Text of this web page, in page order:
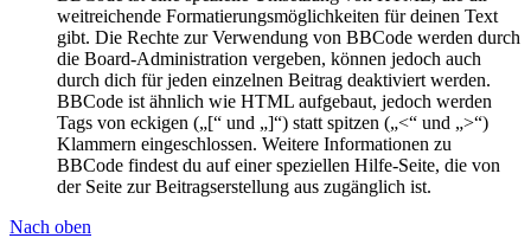
weitreichende Formatierungsmöglichkeiten für deinen Text
gibt. Die Rechte zur Verwendung von BBCode werden durch
die Board-Administration vergeben, können jedoch auch
durch dich für jeden einzelnen Beitrag deaktiviert werden.
BBCode ist ähnlich wie HTML aufgebaut, jedoch werden
Tags von eckigen („[“ und „]“) statt spitzen („<“ und „>“)
Klammern eingeschlossen. Weitere Informationen zu
BBCode findest du auf einer speziellen Hilfe-Seite, die von
der Seite zur Beitragserstellung aus zugänglich ist.
Nach oben